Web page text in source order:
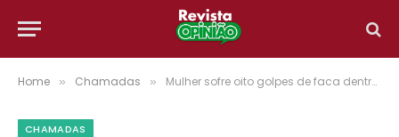
Home » Chamadas » Mulher sofre oito golpes de faca dentro da própria casa em José de Freitas
CHAMADAS